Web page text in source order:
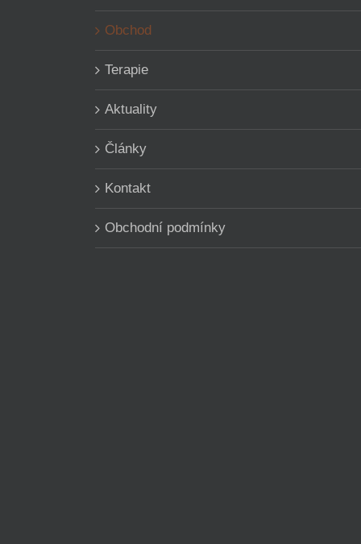
Obchod
Terapie
Aktuality
Články
Kontakt
Obchodní podmínky